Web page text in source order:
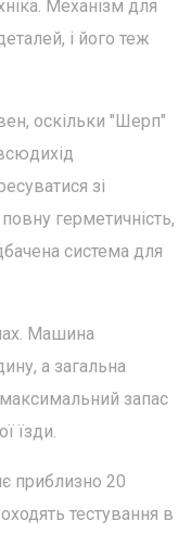
Механізм для
і його теж
оскільки "Шерп"
зі
герметичність,
система для
Машина
а загальна
максимальний запас
їзди.
приблизно 20
тестування в